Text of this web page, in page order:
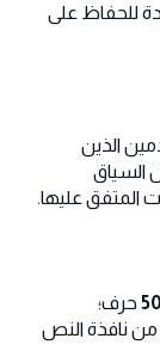
للحفاظ على
الذين
السياق
المتفق عليها.
حرف؛
من نافذة النص